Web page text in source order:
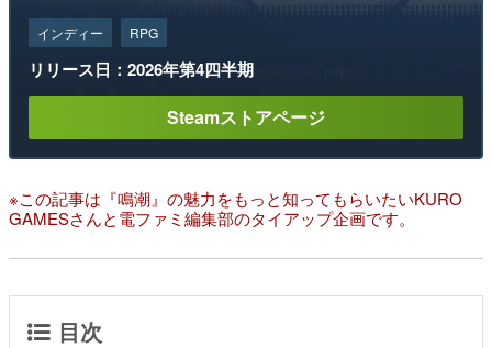
インディー RPG
リリース日：2026年第4四半期
Steamストアページ
※この記事は『鳴潮』の魅力をもっと知ってもらいたいKURO
GAMESさんと電ファミ編集部のタイアップ企画です。
目次